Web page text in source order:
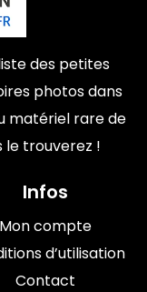
des petites
photos dans
matériel rare de
le trouverez !
Infos
Mon compte
d’utilisation
Contact